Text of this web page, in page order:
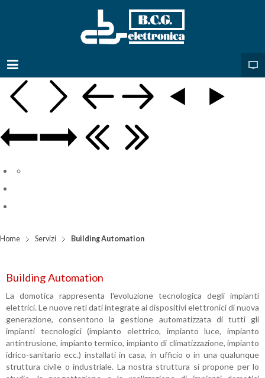
Home Servizi Building Automation
Building Automation
La domotica rappresenta l'evoluzione tecnologica degli impianti
elettrici. Le nuove reti dati integrate ai dispositivi elettronici di nuova
generazione, consentono la gestione automatizzata di tutti gli
impianti tecnologici (impianto elettrico, impianto luce, impianto
antintrusione, impianto termico, impianto di climatizzazione, impianto
idrico-sanitario ecc.) installati in casa, in ufficio o in una qualunque
struttura civile o industriale. La nostra struttura si propone per lo